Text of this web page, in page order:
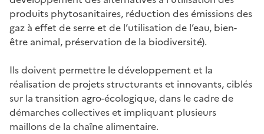
produits phytosanitaires, réduction des émissions des
gaz à effet de serre et de l’utilisation de l’eau, bien-
être animal, préservation de la biodiversité).
Ils doivent permettre le développement et la
réalisation de projets structurants et innovants, ciblés
sur la transition agro-écologique, dans le cadre de
démarches collectives et impliquant plusieurs
maillons de la chaîne alimentaire.